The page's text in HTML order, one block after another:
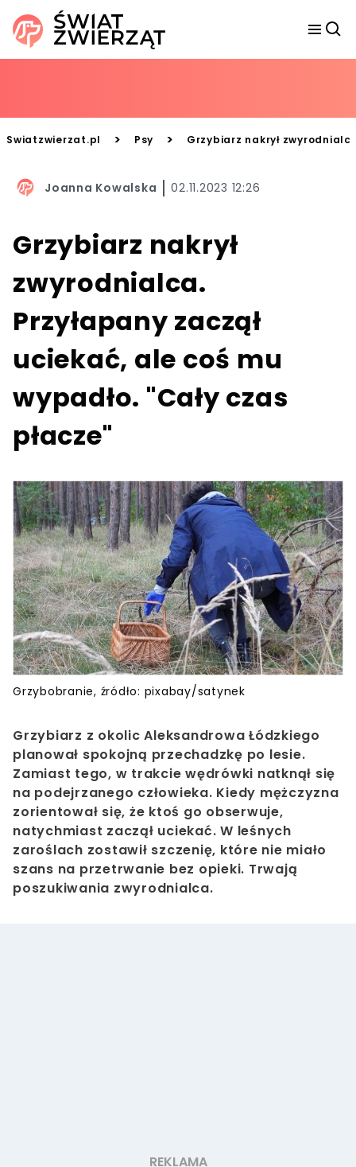
Swiatzwierzat.pl > Psy > Grzybiarz nakrył
Joanna Kowalska 02.11.2023 12:26
Grzybiarz nakrył
zwyrodnialca.
Przyłapany zaczął
uciekać, ale coś mu
wypadło. "Cały czas
płacze"
Grzybobranie, źródło: pixabay/satynek
Grzybiarz z okolic Aleksandrowa Łódzkiego
planował spokojną przechadzkę po lesie.
Zamiast tego, w trakcie wędrówki natknął się
na podejrzanego człowieka. Kiedy mężczyzna
zorientował się, że ktoś go obserwuje,
natychmiast zaczął uciekać. W leśnych
zaroślach zostawił szczenię, które nie miało
szans na przetrwanie bez opieki. Trwają
poszukiwania zwyrodnialca.